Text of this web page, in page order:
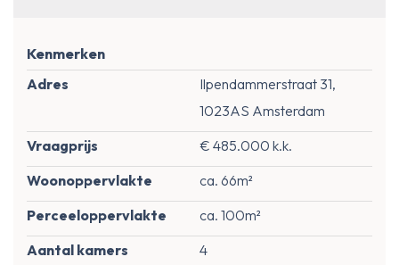
Kenmerken
Adres
Ilpendammerstraat 31,
1023AS Amsterdam
Vraagprijs
€ 485.000 k.k.
Woonoppervlakte
ca. 66m²
Perceeloppervlakte
ca. 100m²
Aantal kamers
4